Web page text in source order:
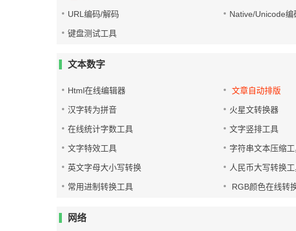
URL编码/解码 Native/Unicode编
键盘测试工具
文本数字
Html在线编辑器 文章自动排版
汉字转为拼音 火星文转换器
在线统计字数工具 文字竖排工具
文字特效工具 字符串文本压缩
英文字母大小写转换 人民币大写转换
常用进制转换工具 RGB颜色在线转
网络